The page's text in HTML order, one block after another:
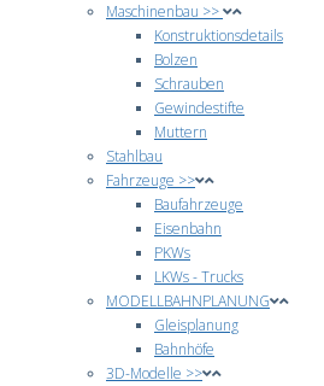
Maschinenbau >>
Konstruktionsdetails
Bolzen
Schrauben
Gewindestifte
Muttern
Stahlbau
Fahrzeuge >>
Baufahrzeuge
Eisenbahn
PKWs
LKWs - Trucks
MODELLBAHNPLANUNG
Gleisplanung
Bahnhöfe
3D-Modelle >>